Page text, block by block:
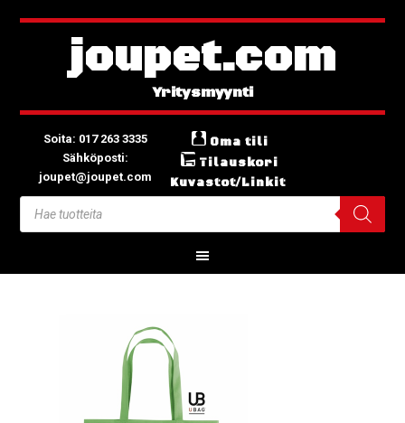
joupet.com
Soita: 017 263 3335
Sähköposti:
joupet@joupet.com
Oma tili
Tilauskori
Kuvastot/Linkit